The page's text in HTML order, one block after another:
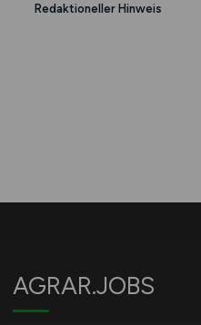
Redaktioneller Hinweis
AGRAR.JOBS